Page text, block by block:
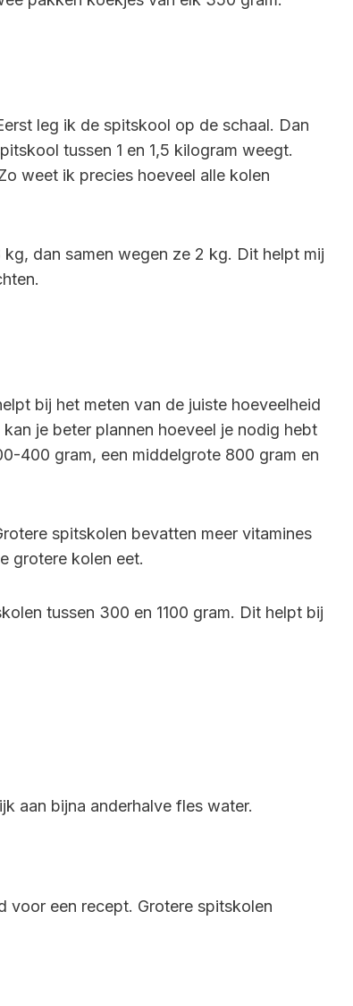
leg ik de spitskool op de schaal. Dan
tussen 1 en 1,5 kilogram weegt.
weet ik precies hoeveel alle kolen
dan samen wegen ze 2 kg. Dit helpt mij
bij het meten van de juiste hoeveelheid
je beter plannen hoeveel je nodig hebt
400 gram, een middelgrote 800 gram en
spitskolen bevatten meer vitamines
grotere kolen eet.
tussen 300 en 1100 gram. Dit helpt bij
aan bijna anderhalve fles water.
voor een recept. Grotere spitskolen